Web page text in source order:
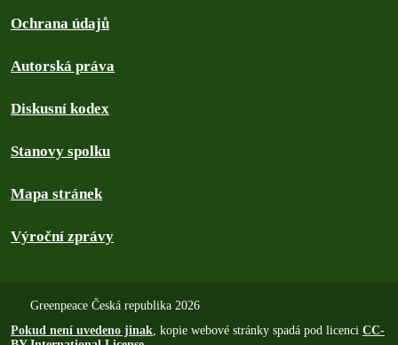
Ochrana údajů
Autorská práva
Diskusní kodex
Stanovy spolku
Mapa stránek
Výroční zprávy
Greenpeace Česká republika 2026
Pokud není uvedeno jinak, kopie webové stránky spadá pod licenci CC-